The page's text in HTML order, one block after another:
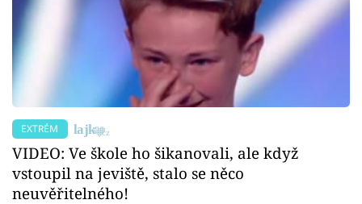
Sledujte nás
EXTRÉM
VIDEO: Ve škole ho šikanovali, ale když
vstoupil na jeviště, stalo se něco
neuvěřitelného!